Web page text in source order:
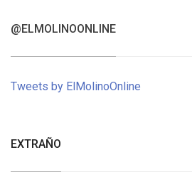
@ELMOLINOONLINE
Tweets by ElMolinoOnline
EXTRAÑO